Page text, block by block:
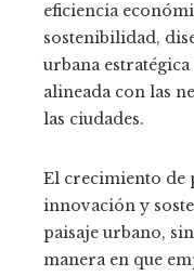
eficiencia
sostenibilidad,
urbana
alineada con las
las ciudades.
El crecimiento de
innovación y
paisaje urbano,
manera en que